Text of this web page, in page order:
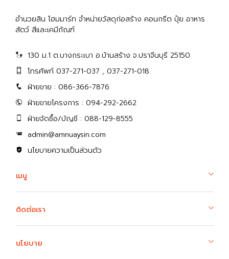
อำนวยสิน โฮมมาร์ท จำหน่ายวัสดุก่อสร้าง คอนกรีต ปุ๋ย อาหาร
สัตว์ สีและเคมีภัณฑ์
130 ม.1 ต.บางกระเบา อ.บ้านสร้าง จ.ปราจีนบุรี 25150
โทรศัพท์ 037-271-037 , 037-271-018
ฝ่ายขาย : 086-366-7876
ฝ่ายขายโครงการ : 094-292-2662
ฝ่ายจัดซื้อ/บัญชี : 088-129-8555
admin@amnuaysin.com
นโยบายความเป็นส่วนตัว
เมนู
ติดต่อเรา
นโยบาย